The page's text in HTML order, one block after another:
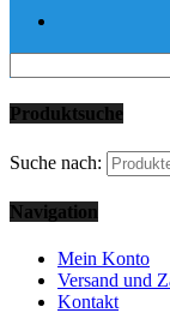
Produktsuche
Suche nach:
Navigation
Mein Konto
Versand und
Kontakt